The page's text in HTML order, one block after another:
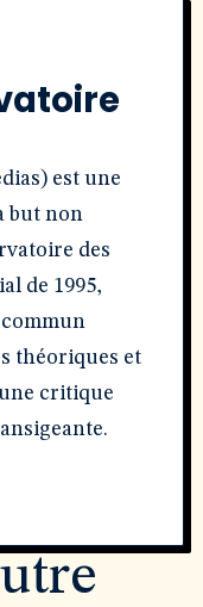
est une
but non
des
de 1995,
théoriques et
critique